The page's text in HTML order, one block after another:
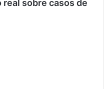
sobre casos de